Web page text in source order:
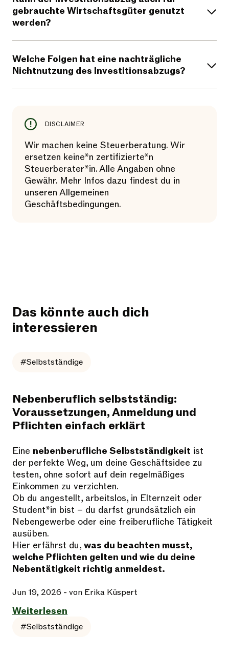
gebrauchte Wirtschaftsgüter genutzt
werden?
Welche Folgen hat eine nachträgliche
Nichtnutzung des Investitionsabzugs?
DISCLAIMER
Wir machen keine Steuerberatung. Wir
ersetzen keine*n zertifizierte*n
Steuerberater*in. Alle Angaben ohne
Gewähr. Mehr Infos dazu findest du in
unseren Allgemeinen
Geschäftsbedingungen.
Das könnte auch dich
interessieren
#Selbstständige
Nebenberuflich selbstständig:
Voraussetzungen, Anmeldung und
Pflichten einfach erklärt
Eine nebenberufliche Selbstständigkeit ist
der perfekte Weg, um deine Geschäftsidee zu
testen, ohne sofort auf dein regelmäßiges
Einkommen zu verzichten.
Ob du angestellt, arbeitslos, in Elternzeit oder
Student*in bist – du darfst grundsätzlich ein
Nebengewerbe oder eine freiberufliche Tätigkeit
ausüben.
Hier erfährst du, was du beachten musst,
welche Pflichten gelten und wie du deine
Nebentätigkeit richtig anmeldest.
Jun 19, 2026 - von Erika Küspert
Weiterlesen
#Selbstständige